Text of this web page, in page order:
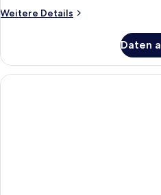
Weitere Details
Weitere
Plus
Doppel
Zimmer,
Daten